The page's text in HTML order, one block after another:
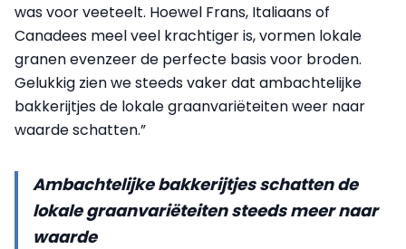
was voor veeteelt. Hoewel Frans, Italiaans of
Canadees meel veel krachtiger is, vormen lokale
granen evenzeer de perfecte basis voor broden.
Gelukkig zien we steeds vaker dat ambachtelijke
bakkerijtjes de lokale graanvariëteiten weer naar
waarde schatten.”
Ambachtelijke bakkerijtjes schatten de
lokale graanvariëteiten steeds meer naar
waarde